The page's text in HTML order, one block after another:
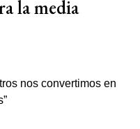
la media